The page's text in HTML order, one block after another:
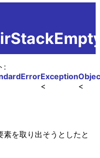
:
Exception
を取り出そうとしたと